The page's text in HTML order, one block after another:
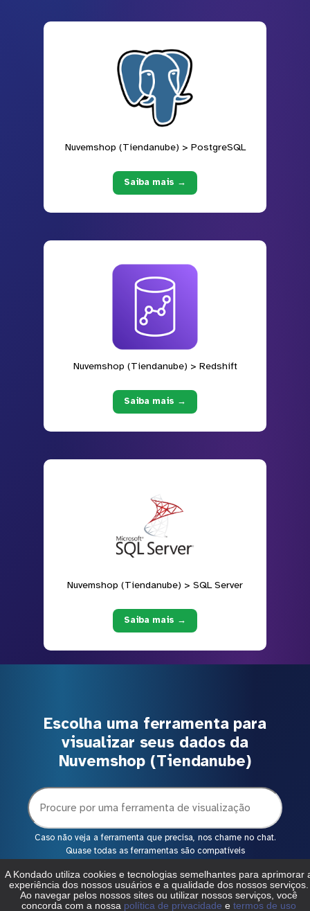
Nuvemshop (Tiendanube) > PostgreSQL
Saiba mais →
Nuvemshop (Tiendanube) > Redshift
Saiba mais →
Nuvemshop (Tiendanube) > SQL Server
Saiba mais →
Escolha uma ferramenta para
visualizar seus dados da
Nuvemshop (Tiendanube)
Caso não veja a ferramenta que precisa, nos chame no chat.
Quase todas as ferramentas são compatíveis